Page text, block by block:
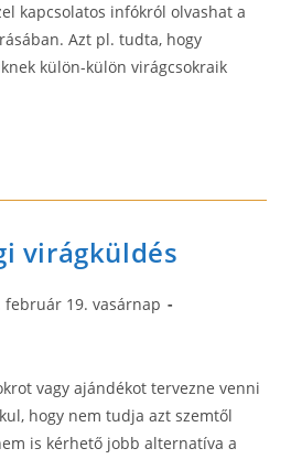
kapcsolatos infókról olvashat a
Azt pl. tudta, hogy
külön-külön virágcsokraik
virágküldés
február 19. vasárnap
vagy ajándékot tervezne venni
hogy nem tudja azt szemtől
is kérhető jobb alternatíva a